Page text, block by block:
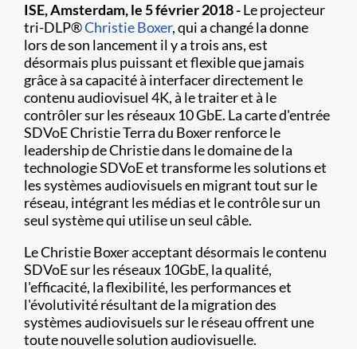
ISE, Amsterdam, le 5 février 2018 -Le projecteur
tri-DLP®ChristieBoxer, qui a changé la donne
lors de son lancement il y a trois ans, est
désormais plus puissant et flexible que jamais
grâce à sa capacité à interfacer directement le
contenu audiovisuel 4K, à le traiter et à le
contrôler sur les réseaux 10 GbE. La carte d'entrée
SDVoE Christie Terra du Boxer renforce le
leadership de Christie dans le domaine de la
technologie SDVoE et transforme les solutions et
les systèmes audiovisuels en migrant tout sur le
réseau, intégrant les médias et le contrôle sur un
seul système qui utilise un seul câble.
Le Christie Boxer acceptant désormais le contenu
SDVoE sur les réseaux 10GbE, la qualité,
l'efficacité, la flexibilité, les performances et
l'évolutivité résultant de la migration des
systèmes audiovisuels sur le réseau offrent une
toute nouvelle solution audiovisuelle.